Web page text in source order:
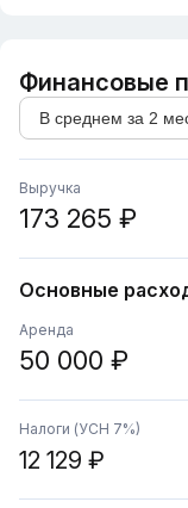
Финансовые
Выручка
173 265 ₽
Основные
Аренда
50 000 ₽
Налоги (УСН 7%)
12 129 ₽